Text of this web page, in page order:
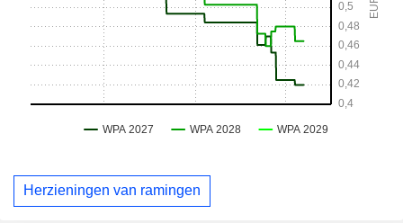
Herzieningen van ramingen